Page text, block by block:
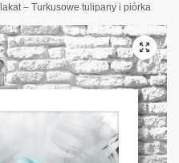
– Turkusowe tulipany i piórka